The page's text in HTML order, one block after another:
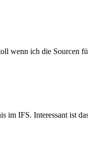
wenn ich die Sourcen
im IFS. Interessant ist